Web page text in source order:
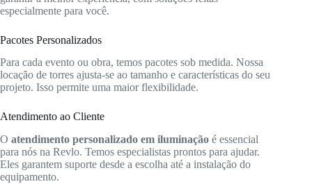
especialmente para você.
Pacotes Personalizados
Para cada evento ou obra, temos pacotes sob medida. Nossa
locação de torres ajusta-se ao tamanho e características do seu
projeto. Isso permite uma maior flexibilidade.
Atendimento ao Cliente
O atendimento personalizado em iluminação é essencial
para nós na Revlo. Temos especialistas prontos para ajudar.
Eles garantem suporte desde a escolha até a instalação do
equipamento.